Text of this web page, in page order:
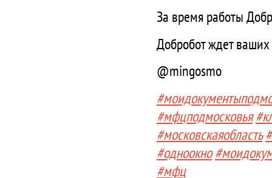
За время работы
Добробот ждет
@mingosmo
#мфцподмосковья
#московскаяобласть
#одноокно
#мфц